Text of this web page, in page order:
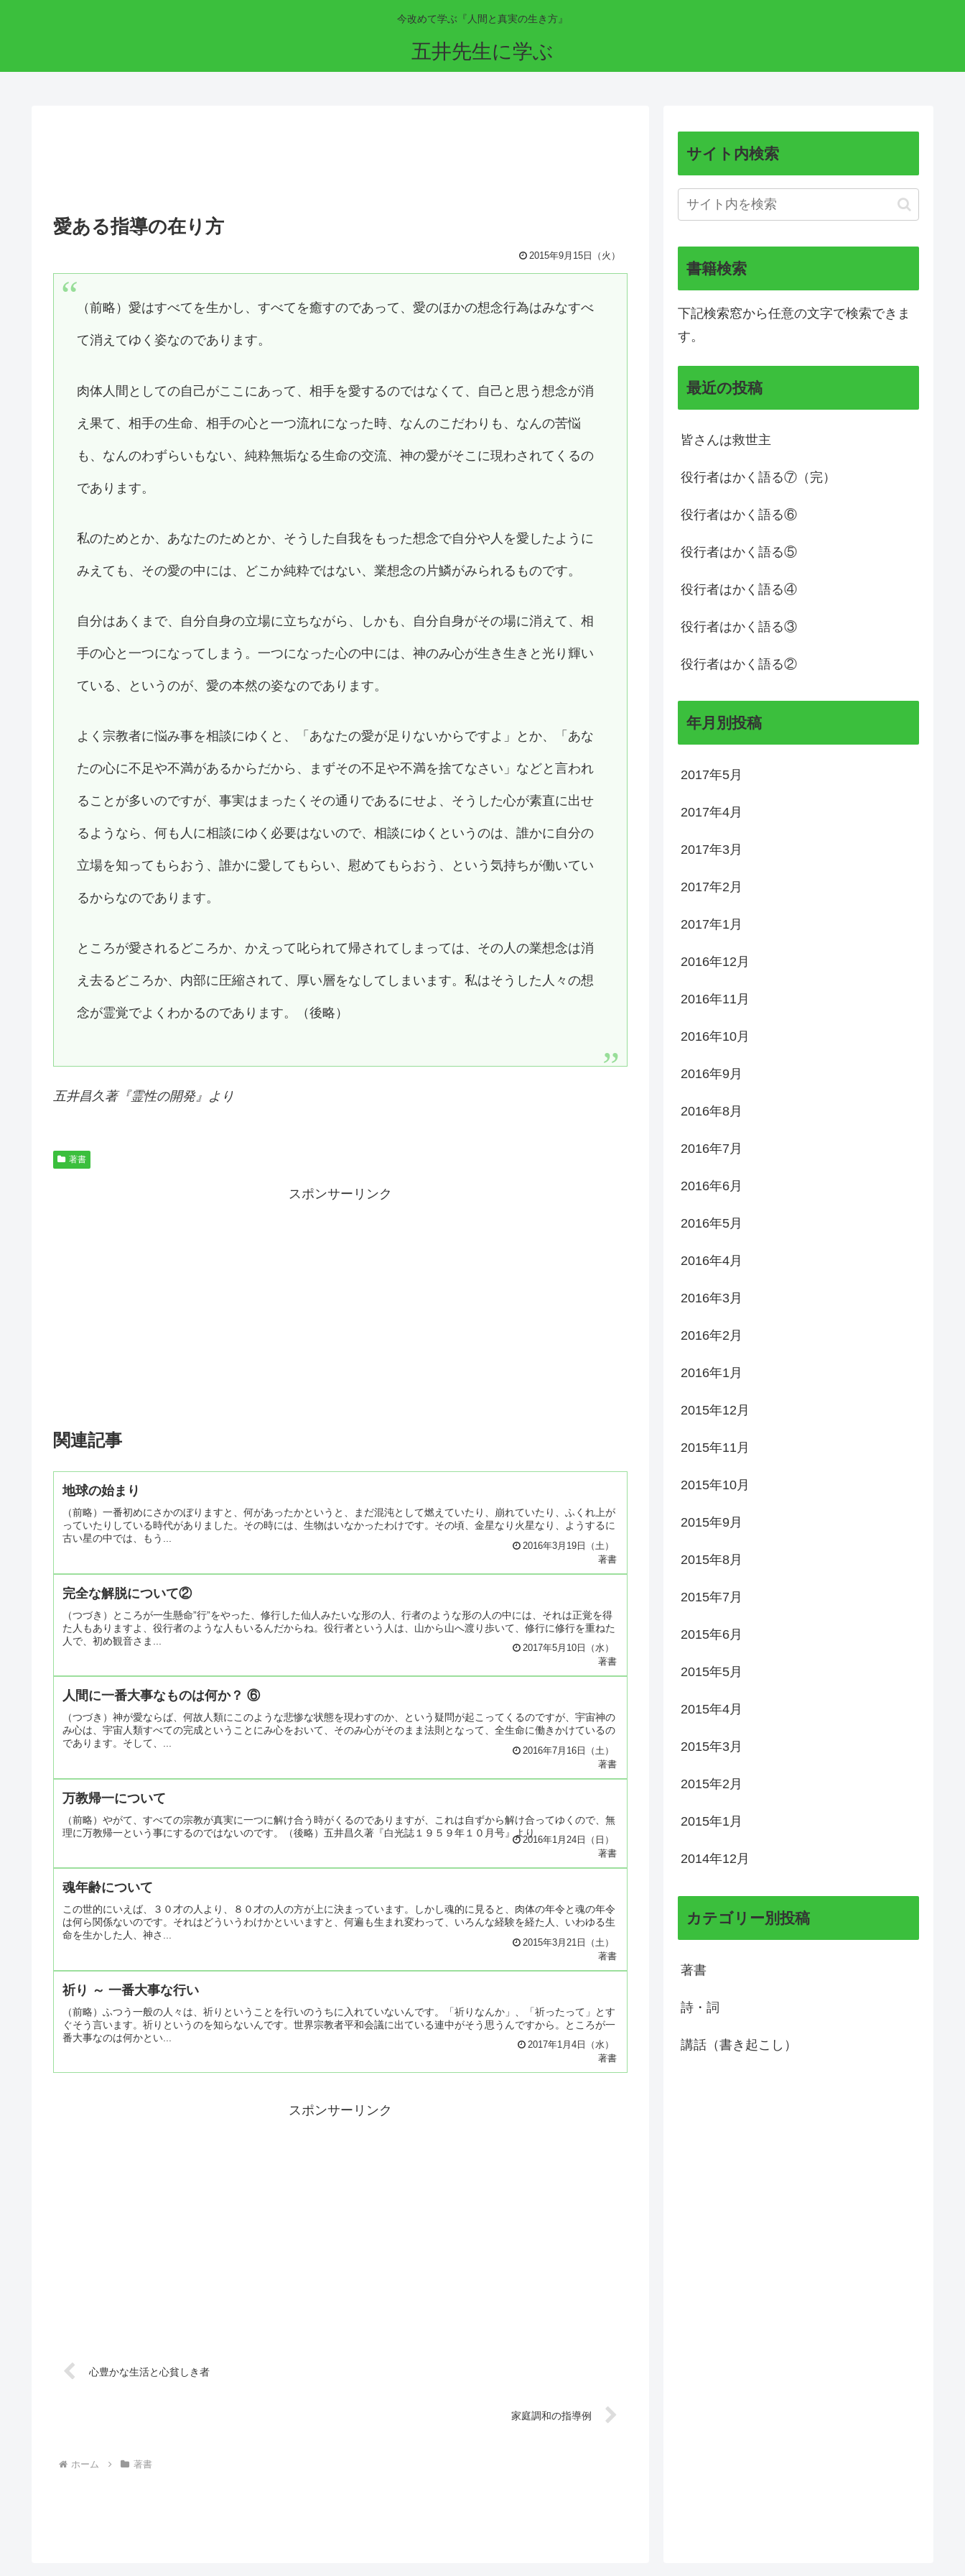
今改めて学ぶ『人間と真実の生き方』
五井先生に学ぶ
愛ある指導の在り方
2015年9月15日（火）
（前略）愛はすべてを生かし、すべてを癒すのであって、愛のほかの想念行為はみなすべ
て消えてゆく姿なのであります。
肉体人間としての自己がここにあって、相手を愛するのではなくて、自己と思う想念が消
え果て、相手の生命、相手の心と一つ流れになった時、なんのこだわりも、なんの苦悩
も、なんのわずらいもない、純粋無垢なる生命の交流、神の愛がそこに現わされてくるの
であります。
私のためとか、あなたのためとか、そうした自我をもった想念で自分や人を愛したように
みえても、その愛の中には、どこか純粋ではない、業想念の片鱗がみられるものです。
自分はあくまで、自分自身の立場に立ちながら、しかも、自分自身がその場に消えて、相
手の心と一つになってしまう。一つになった心の中には、神のみ心が生き生きと光り輝い
ている、というのが、愛の本然の姿なのであります。
よく宗教者に悩み事を相談にゆくと、「あなたの愛が足りないからですよ」とか、「あな
たの心に不足や不満があるからだから、まずその不足や不満を捨てなさい」などと言われ
ることが多いのですが、事実はまったくその通りであるにせよ、そうした心が素直に出せ
るようなら、何も人に相談にゆく必要はないので、相談にゆくというのは、誰かに自分の
立場を知ってもらおう、誰かに愛してもらい、慰めてもらおう、という気持ちが働いてい
るからなのであります。
ところが愛されるどころか、かえって叱られて帰されてしまっては、その人の業想念は消
え去るどころか、内部に圧縮されて、厚い層をなしてしまいます。私はそうした人々の想
念が霊覚でよくわかるのであります。（後略）
五井昌久著『霊性の開発』より
著書
スポンサーリンク
関連記事
地球の始まり
（前略）一番初めにさかのぼりますと、何があったかというと、まだ混沌として燃えていたり、崩れていたり、ふくれ上が
っていたりしている時代がありました。その時には、生物はいなかったわけです。その頃、金星なり火星なり、ようするに
古い星の中では、もう...
2016年3月19日（土）
著書
完全な解脱について②
（つづき）ところが一生懸命”行”をやった、修行した仙人みたいな形の人、行者のような形の人の中には、それは正覚を得
た人もありますよ、役行者のような人もいるんだからね。役行者という人は、山から山へ渡り歩いて、修行に修行を重ねた
人で、初め観音さま...
2017年5月10日（水）
著書
人間に一番大事なものは何か？ ⑥
（つづき）神が愛ならば、何故人類にこのような悲惨な状態を現わすのか、という疑問が起こってくるのですが、宇宙神の
み心は、宇宙人類すべての完成ということにみ心をおいて、そのみ心がそのまま法則となって、全生命に働きかけているの
であります。そして、...
2016年7月16日（土）
著書
万教帰一について
（前略）やがて、すべての宗教が真実に一つに解け合う時がくるのでありますが、これは自ずから解け合ってゆくので、無
理に万教帰一という事にするのではないのです。（後略）五井昌久著『白光誌１９５９年１０月号』より
2016年1月24日（日）
著書
魂年齢について
この世的にいえば、３０才の人より、８０才の人の方が上に決まっています。しかし魂的に見ると、肉体の年令と魂の年令
は何ら関係ないのです。それはどういうわけかといいますと、何遍も生まれ変わって、いろんな経験を経た人、いわゆる生
命を生かした人、神さ...
2015年3月21日（土）
著書
祈り ～ 一番大事な行い
（前略）ふつう一般の人々は、祈りということを行いのうちに入れていないんです。「祈りなんか」、「祈ったって」とす
ぐそう言います。祈りというのを知らないんです。世界宗教者平和会議に出ている連中がそう思うんですから。ところが一
番大事なのは何かとい...
2017年1月4日（水）
著書
スポンサーリンク
心豊かな生活と心貧しき者
家庭調和の指導例
ホーム 著書
サイト内検索
書籍検索
下記検索窓から任意の文字で検索できま
す。
最近の投稿
皆さんは救世主
役行者はかく語る⑦（完）
役行者はかく語る⑥
役行者はかく語る⑤
役行者はかく語る④
役行者はかく語る③
役行者はかく語る②
年月別投稿
2017年5月
2017年4月
2017年3月
2017年2月
2017年1月
2016年12月
2016年11月
2016年10月
2016年9月
2016年8月
2016年7月
2016年6月
2016年5月
2016年4月
2016年3月
2016年2月
2016年1月
2015年12月
2015年11月
2015年10月
2015年9月
2015年8月
2015年7月
2015年6月
2015年5月
2015年4月
2015年3月
2015年2月
2015年1月
2014年12月
カテゴリー別投稿
著書
詩・詞
講話（書き起こし）